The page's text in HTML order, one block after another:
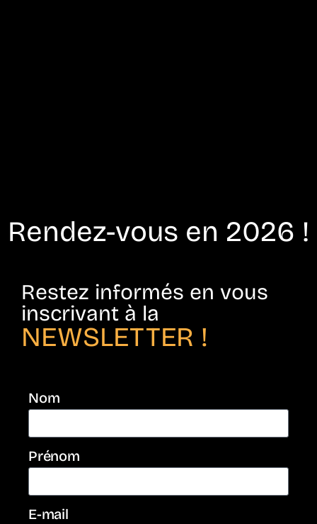
Rendez-vous en 2026 !
Restez informés en vous
inscrivant à la
NEWSLETTER !
Nom
Prénom
E-mail